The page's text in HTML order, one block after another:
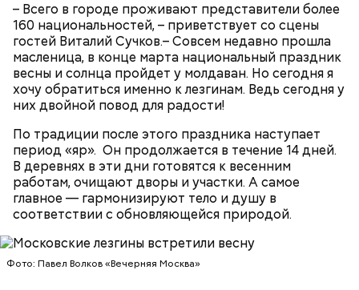
– Всего в городе проживают представители более
160 национальностей, – приветствует со сцены
гостей Виталий Сучков.– Совсем недавно прошла
масленица, в конце марта национальный праздник
весны и солнца пройдет у молдаван. Но сегодня я
хочу обратиться именно к лезгинам. Ведь сегодня у
них двойной повод для радости!
По традиции после этого праздника наступает
период «яр». Он продолжается в течение 14 дней.
В деревнях в эти дни готовятся к весенним
работам, очищают дворы и участки. А самое
главное — гармонизируют тело и душу в
соответствии с обновляющейся природой.
Фото: Павел Волков «Вечерняя Москва»
За свою земную жизнь он совершил множество
добрых дел во славу Божию.
Очищенный сырой салатный сельдерей
нашинковать соломкой. Яблоки очистить от
кожицы и семян, нарезать ломтиками. Так же
нарезать вареный картофель. Продукты
перемешать, полить салатной заправкой, выложить
в салатник горкой и украсить веточками
сельдерея, кусочками свежих помидоров и